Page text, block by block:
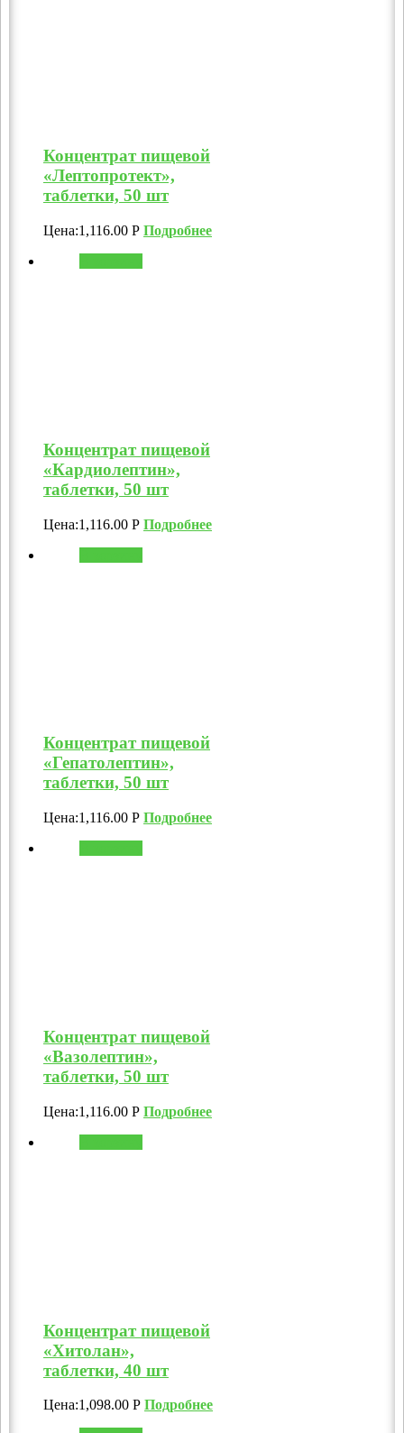
Концентрат пищевой
«Лептопротект»,
таблетки, 50 шт
Цена:1,116.00 Р Подробнее
Концентрат пищевой
«Кардиолептин»,
таблетки, 50 шт
Цена:1,116.00 Р Подробнее
Концентрат пищевой
«Гепатолептин»,
таблетки, 50 шт
Цена:1,116.00 Р Подробнее
Концентрат пищевой
«Вазолептин»,
таблетки, 50 шт
Цена:1,116.00 Р Подробнее
Концентрат пищевой
«Хитолан»,
таблетки, 40 шт
Цена:1,098.00 Р Подробнее